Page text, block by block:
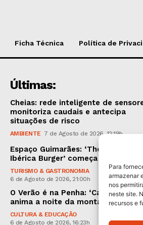
Para
armazenar
nos
neste site.
recursos e
Ficha Técnica Política de
Últimas:
Cheias: rede inteligente de
monitoriza caudais e antecipa
situações de risco
AMBIENTE 7 de Agosto de 2026, 12:19h
Espaço Guimarães: ‘The Golden
Ibérica Burger’ começa hoje
TURISMO & GASTRONOMIA
6 de Agosto de 2026, 21:00h
O Verão é na Penha: ‘Captain Boy’
anima a noite da montanha
CULTURA & EDUCAÇÃO
6 de Agosto de 2026, 16:23h